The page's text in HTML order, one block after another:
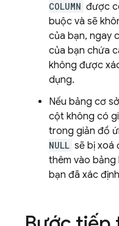
COLUMN được
buộc và sẽ
của bạn, ngay
của bạn chứa
không được
dụng.
Nếu bảng cơ
cột không có
trong giản đồ
NULL sẽ bị xoá
thêm vào bảng
bạn đã xác